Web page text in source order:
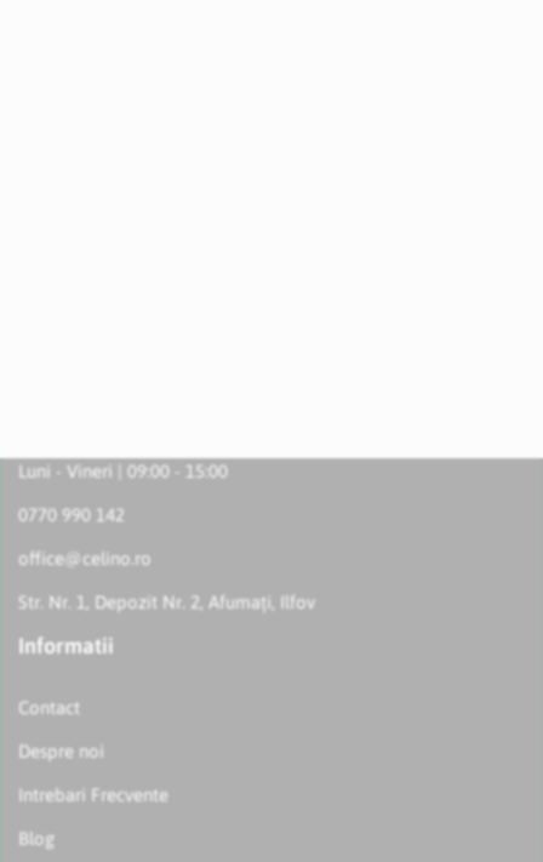
Luni - Vineri | 09:00 - 15:00
0770 990 142
office@celino.ro
Str. Nr. 1, Depozit Nr. 2, Afumați, Ilfov
Informatii
Contact
Despre noi
Intrebari Frecvente
Blog